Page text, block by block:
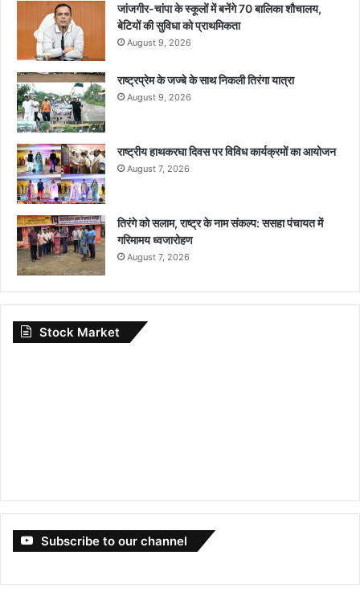
जांजगीर-चांपा के स्कूलों में बनेंगे 70 बालिका शौचालय,
बेटियों की सुविधा को प्राथमिकता
August 9, 2026
राष्ट्रप्रेम के जज्बे के साथ निकली तिरंगा यात्रा
August 9, 2026
राष्ट्रीय हाथकरघा दिवस पर विविध कार्यक्रमों का आयोजन
August 7, 2026
तिरंगे को सलाम, राष्ट्र के नाम संकल्प: ससहा पंचायत में
गरिमामय ध्वजारोहण
August 7, 2026
Stock Market
Subscribe to our channel